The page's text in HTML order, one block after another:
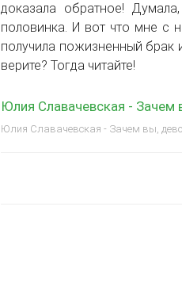
доказала обратное!
половинка. И вот что мне с
получила пожизненный брак
верите? Тогда читайте!
Юлия Славачевская - Зачем
Юлия Славачевская - Зачем вы,